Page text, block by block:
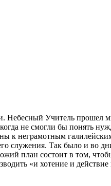
Небесный Учитель прошел
не смогли бы понять
к неграмотным
служения. Так было и во
план состоит в том,
«и хотение и